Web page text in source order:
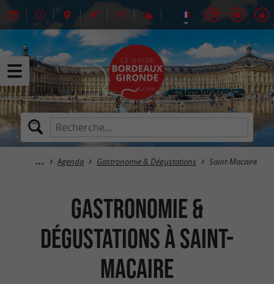
Agenda Gastronomie & Dégustations Saint-Macaire
Gastronomie &
Dégustations à Saint-
Macaire